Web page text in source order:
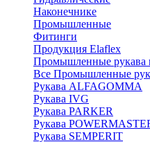
Наконечнике
Промышленные
Фитинги
Продукция Elaflex
Промышленные рукава
Все Промышленные
Рукава ALFAGOMMA
Рукава IVG
Рукава PARKER
Рукава
Рукава SEMPERIT